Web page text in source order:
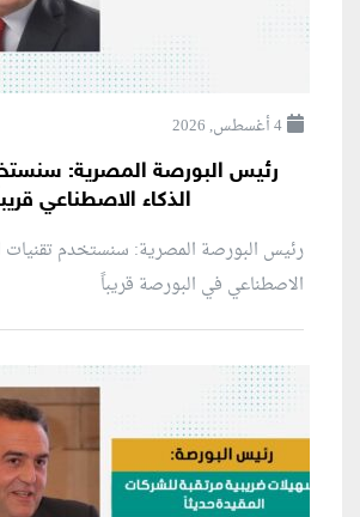
4 أغسطس, 2026
رئيس البورصة المصرية:
الذكاء الاصطناعي
رئيس البورصة المصرية: سنستخدم تقنيات
الاصطناعي في البورصة قريباً